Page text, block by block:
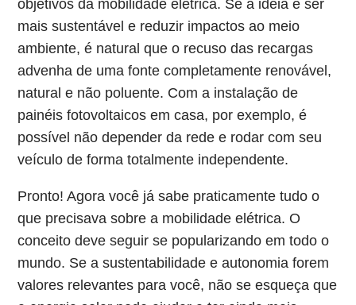
objetivos da mobilidade elétrica. Se a ideia é ser
mais sustentável e reduzir impactos ao meio
ambiente, é natural que o recuso das recargas
advenha de uma fonte completamente renovável,
natural e não poluente. Com a instalação de
painéis fotovoltaicos em casa, por exemplo, é
possível não depender da rede e rodar com seu
veículo de forma totalmente independente.
Pronto! Agora você já sabe praticamente tudo o
que precisava sobre a mobilidade elétrica. O
conceito deve seguir se popularizando em todo o
mundo. Se a sustentabilidade e autonomia forem
valores relevantes para você, não se esqueça que